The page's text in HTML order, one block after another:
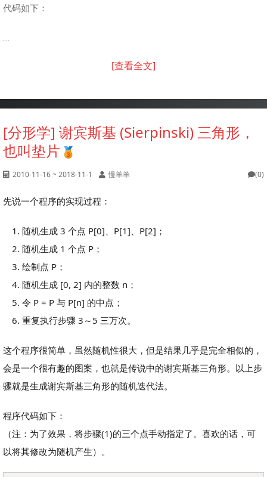
代码如下：
...
[查看全文]
[分形学] 谢宾斯基 (Sierpinski) 三角形，
也叫垫片
2010-11-16 ~ 2018-11-1 慢羊羊 (0)
先说一个程序的实现过程：
随机生成 3 个点 P[0]、P[1]、P[2]；
随机生成 1 个点 P；
绘制点 P；
随机生成 [0, 2] 内的整数 n；
令 P = P 与 P[n] 的中点；
重复执行步骤 3～5 三万次。
这个程序很简单，虽然随机性很大，但是结果几乎是完全相似的，
会是一个很有趣的图案，也就是传说中的谢宾斯基三角形。以上步
骤就是生成谢宾斯基三角形的随机迭代法。
程序代码如下：
（注：为了效果，将步骤(1)的三个点手动指定了。喜欢的话，可
以将其修改为随机产生）。